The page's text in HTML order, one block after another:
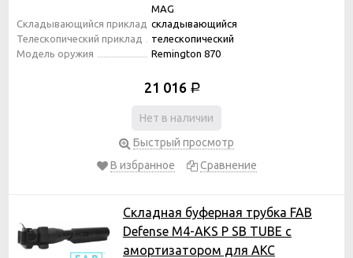
MAG
Складывающийся приклад складывающийся
Телескопический приклад
телескопический
Модель оружия
Remington 870
21 016 Р
Нет в наличии
Быстрый просмотр
В избранное
Сравнение
Складная буферная трубка FAB
Defense M4-AKS P SB TUBE с
амортизатором для АКС